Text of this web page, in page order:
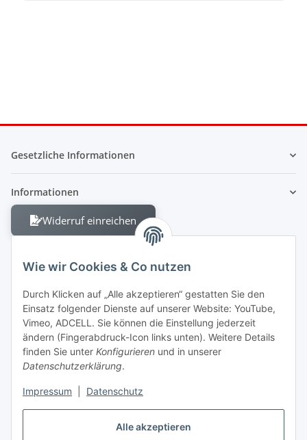
Alle akzeptieren
Wie wir Cookies & Co nutzen
Durch Klicken auf „Alle akzeptieren“ gestatten Sie den
Einsatz folgender Dienste auf unserer Website: YouTube,
Vimeo, ADCELL. Sie können die Einstellung jederzeit
ändern (Fingerabdruck-Icon links unten). Weitere Details
finden Sie unter Konfigurieren und in unserer
Datenschutzerklärung.
Impressum Datenschutz
Gesetzliche Informationen
Informationen
Widerruf einreichen
Berliner Allee 38
13088 Berlin
Shop +49 30 4280 2070
Fax +49 30 4280 2071